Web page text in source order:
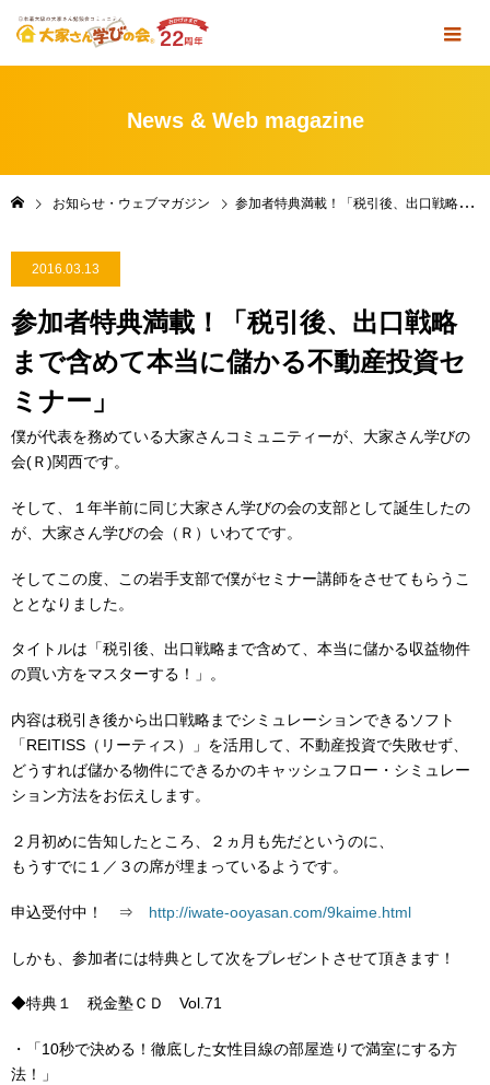
News & Web magazine
お知らせ・ウェブマガジン 参加者特典満載！「税引後、出口戦略まで含めて本当に儲かる不動産投資セミナー」
2016.03.13
参加者特典満載！「税引後、出口戦略
まで含めて本当に儲かる不動産投資セ
ミナー」
僕が代表を務めている大家さんコミュニティーが、大家さん学びの
会(Ｒ)関西です。
そして、１年半前に同じ大家さん学びの会の支部として誕生したの
が、大家さん学びの会（Ｒ）いわてです。
そしてこの度、この岩手支部で僕がセミナー講師をさせてもらうこ
ととなりました。
タイトルは「税引後、出口戦略まで含めて、本当に儲かる収益物件
の買い方をマスターする！」。
内容は税引き後から出口戦略までシミュレーションできるソフト
「REITISS（リーティス）」を活用して、不動産投資で失敗せず、
どうすれば儲かる物件にできるかのキャッシュフロー・シミュレー
ション方法をお伝えします。
２月初めに告知したところ、２ヵ月も先だというのに、
もうすでに１／３の席が埋まっているようです。
申込受付中！ ⇒ http://iwate-ooyasan.com/9kaime.html
しかも、参加者には特典として次をプレゼントさせて頂きます！
◆特典１ 税金塾ＣＤ Vol.71
・「10秒で決める！徹底した女性目線の部屋造りで満室にする方
法！」